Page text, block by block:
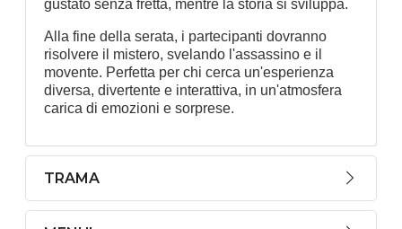
gustato senza fretta, mentre la storia si sviluppa.
Alla fine della serata, i partecipanti dovranno
risolvere il mistero, svelando l'assassino e il
movente. Perfetta per chi cerca un'esperienza
diversa, divertente e interattiva, in un'atmosfera
carica di emozioni e sorprese.
TRAMA